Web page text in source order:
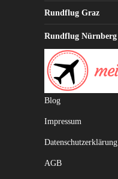
Rundflug Graz
Rundflug Nürnberg
Blog
Impressum
Datenschutzerklärung
AGB